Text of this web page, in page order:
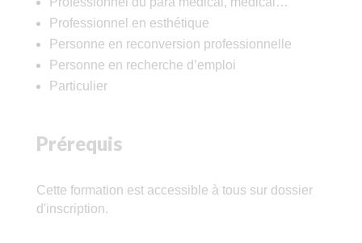
Professionnel en esthétique
Personne en reconversion professionnelle
Personne en recherche d’emploi
Particulier
Prérequis
Cette formation est accessible à tous sur dossier
d'inscription.